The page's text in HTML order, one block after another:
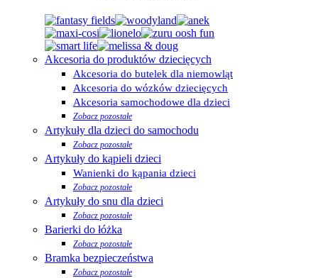
Akcesoria do produktów dziecięcych
Akcesoria do butelek dla niemowląt
Akcesoria do wózków dziecięcych
Akcesoria samochodowe dla dzieci
Zobacz pozostałe
Artykuły dla dzieci do samochodu
Zobacz pozostałe
Artykuły do kąpieli dzieci
Wanienki do kąpania dzieci
Zobacz pozostałe
Artykuły do snu dla dzieci
Zobacz pozostałe
Barierki do łóżka
Zobacz pozostałe
Bramka bezpieczeństwa
Zobacz pozostałe